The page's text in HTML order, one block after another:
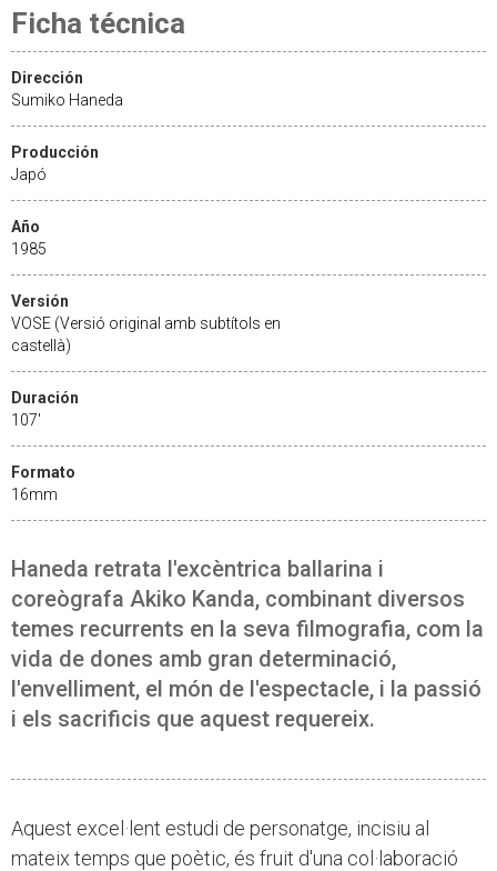
Ficha técnica
Dirección
Sumiko Haneda
Producción
Japó
Año
1985
Versión
VOSE (Versió original amb subtítols en
castellà)
Duración
107'
Formato
16mm
Haneda retrata l'excèntrica ballarina i
coreògrafa Akiko Kanda, combinant diversos
temes recurrents en la seva filmografia, com la
vida de dones amb gran determinació,
l'envelliment, el món de l'espectacle, i la passió
i els sacrificis que aquest requereix.
Aquest excel·lent estudi de personatge, incisiu al
mateix temps que poètic, és fruit d'una col·laboració